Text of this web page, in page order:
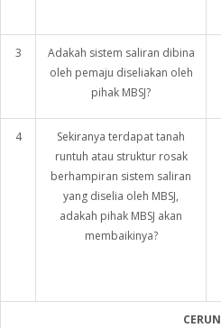
3
Adakah sistem saliran dibina
oleh pemaju diseliakan oleh
pihak MBSJ?
4
Sekiranya terdapat tanah
runtuh atau struktur rosak
berhampiran sistem saliran
yang diselia oleh MBSJ,
adakah pihak MBSJ akan
membaikinya?
CERUN